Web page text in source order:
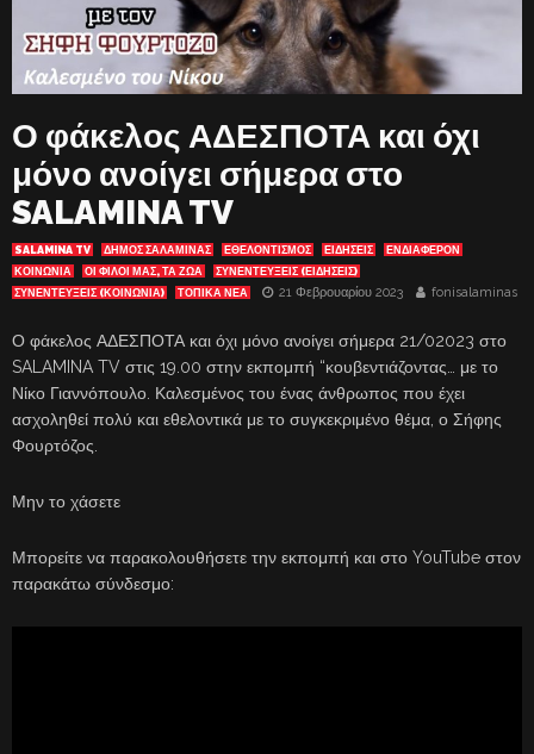
Ο φάκελος ΑΔΕΣΠΟΤΑ και όχι
μόνο ανοίγει σήμερα στο
SALAMINA TV
SALAMINA TV ΔΗΜΟΣ ΣΑΛΑΜΙΝΑΣ ΕΘΕΛΟΝΤΙΣΜΟΣ ΕΙΔΗΣΕΙΣ
ΕΝΔΙΑΦΈΡΟΝ
ΚΟΙΝΩΝΙΑ
ΟΙ ΦΙΛΟΙ ΜΑΣ, ΤΑ ΖΩΑ
ΣΥΝΕΝΤΕΥΞΕΙΣ (ΕΙΔΗΣΕΙΣ)
ΣΥΝΕΝΤΕΥΞΕΙΣ (ΚΟΙΝΩΝΙΑ)
ΤΟΠΙΚΑ ΝΕΑ 21 Φεβρουαρίου 2023 fonisalaminas
Ο φάκελος ΑΔΕΣΠΟΤΑ και όχι μόνο ανοίγει σήμερα 21/02023 στο
SALAMINA TV στις 19.00 στην εκπομπή “κουβεντιάζοντας… με το
Νίκο Γιαννόπουλο. Καλεσμένος του ένας άνθρωπος που έχει
ασχοληθεί πολύ και εθελοντικά με το συγκεκριμένο θέμα, ο Σήφης
Φουρτόζος.
Μην το χάσετε
Μπορείτε να παρακολουθήσετε την εκπομπή και στο YouTube στον
παρακάτω σύνδεσμο: